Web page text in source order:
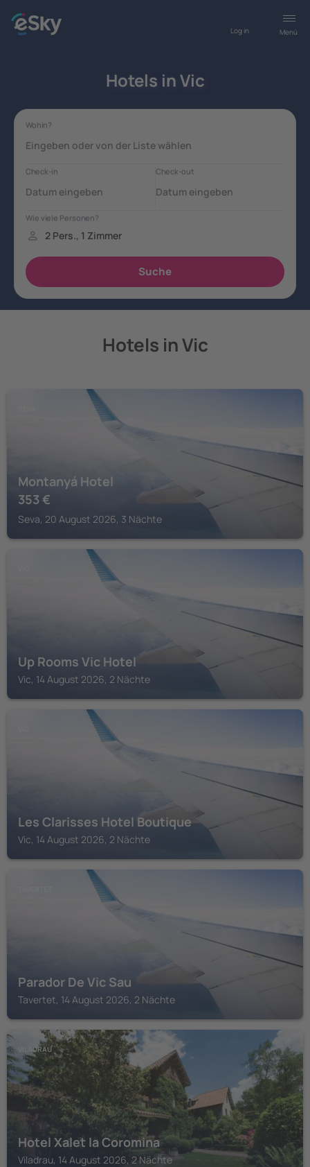
Menü
Log in
Hotels in Vic
Hotels in Vic
Montanyá Hotel
353 €
Seva, 20 August 2026, 3 Nächte
Up Rooms Vic Hotel
Vic, 14 August 2026, 2 Nächte
Les Clarisses Hotel Boutique
Vic, 14 August 2026, 2 Nächte
Parador De Vic Sau
Tavertet, 14 August 2026, 2 Nächte
VILADRAU
Hotel Xalet la Coromina
Viladrau, 14 August 2026, 2 Nächte